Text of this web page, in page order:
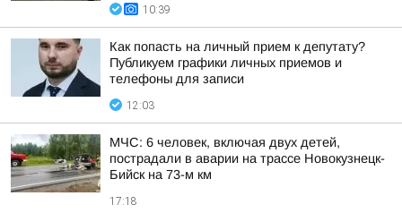
10:39
Как попасть на личный прием к депутату?
Публикуем графики личных приемов и
телефоны для записи
12:03
МЧС: 6 человек, включая двух детей,
пострадали в аварии на трассе Новокузнецк-
Бийск на 73-м км
17:18